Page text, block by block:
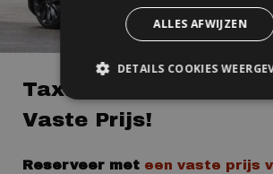
Taxi Schiphol Naar
Vaste Prijs!
Reserveer met een vaste prijs
ALLES AFWIJZEN
DETAILS COOKIES